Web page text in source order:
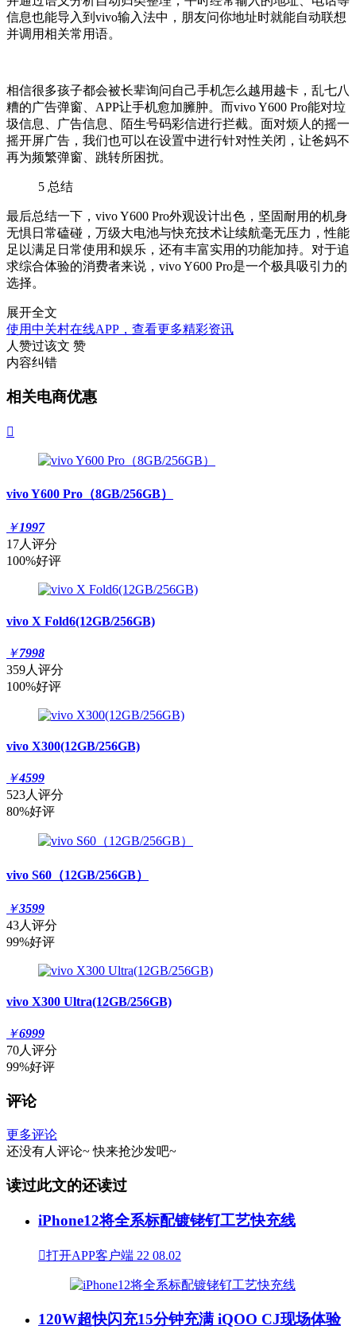
信息也能导入到 vivo输入法中，朋友问你地址时就能自动联想
并调用相关常用语。
相信很多孩子都会被长辈询问自己手机怎么越用越卡，乱七八
糟的广告弹窗、 APP让手机愈加臃肿。而vivo Y600 Pro能对垃
圾信息、广告信息、陌生号码彩信进行拦截。面对烦人的摇一
摇开屏广告，我们也可以在设置中进行针对性关闭，让爸妈不
再为频繁弹窗、跳转所困扰。
5 总结
最后总结一下， vivo Y600 Pro外观设计出色，坚固耐用的机身
无惧日常磕碰，万级大电池与快充技术让续航毫无压力，性能
足以满足日常使用和娱乐，还有丰富实用的功能加持。对于追
求综合体验的消费者来说， vivo Y600 Pro是一个极具吸引力的
选择。
展开全文
使用中关村在线APP，查看更多精彩资讯
人赞过该文 赞
内容纠错
相关电商优惠

vivo Y600 Pro（8GB/256GB）
￥1997
17人评分
100%好评
vivo X Fold6(12GB/256GB)
￥7998
359人评分
100%好评
vivo X300(12GB/256GB)
￥4599
523人评分
80%好评
vivo S60（12GB/256GB）
￥3599
43人评分
99%好评
vivo X300 Ultra(12GB/256GB)
￥6999
70人评分
99%好评
评论
更多评论
还没有人评论~ 快来抢沙发吧~
读过此文的还读过
iPhone12将全系标配镀铑钌工艺快充线
打开APP客户端 22 08.02
120W超快闪充15分钟充满 iQOO CJ现场体验